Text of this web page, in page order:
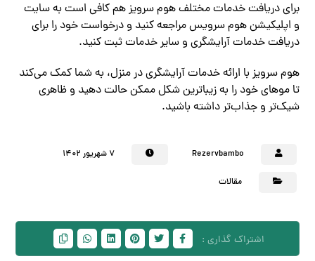
برای دریافت خدمات مختلف هوم سرویز هم کافی است به سایت
و اپلیکیشن هوم سرویس مراجعه کنید و درخواست خود را برای
دریافت خدمات آرایشگری و سایر خدمات ثبت کنید.
هوم سرویز با ارائه خدمات آرایشگری در منزل، به شما کمک می‌کند
تا موهای خود را به زیباترین شکل ممکن حالت دهید و ظاهری
شیک‌تر و جذاب‌تر داشته باشید.
Rezervbambo ۷ شهریور ۱۴۰۲
مقالات